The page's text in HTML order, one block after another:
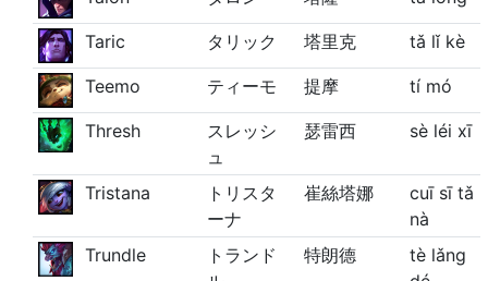
Taric タリック 塔里克 tǎ lǐ kè
Teemo ティーモ 提摩 tí mó
Thresh
スレッシ
ュ
瑟雷西 sè léi xī
Tristana
トリスタ
ーナ
崔絲塔娜
cuī sī tǎ
nà
Trundle
トランド
特朗德
tè lǎng